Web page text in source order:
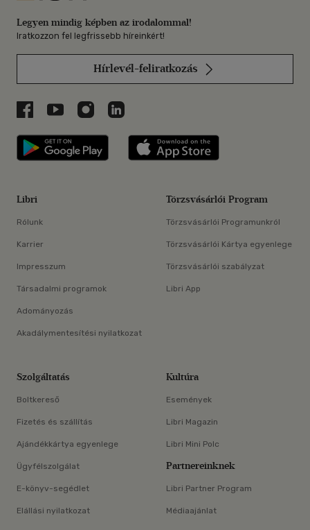
Legyen mindig képben az irodalommal!
Iratkozzon fel legfrissebb híreinkért!
Hírlevél-feliratkozás
Libri a Facebookon
Libri a Youtube-on
Libri az Instagramon
Libri a LinkedInen
Libri applikáció Szerezd meg: Google
Libri
Rólunk
Karrier
Impresszum
Társadalmi programok
Adományozás
Akadálymentesítési nyilatkozat
Törzsvásárlói Program
Törzsvásárlói Programunkról
Törzsvásárlói Kártya egyenlege
Törzsvásárlói szabályzat
Libri App
Szolgáltatás
Boltkereső
Fizetés és szállítás
Ajándékkártya egyenlege
Ügyfélszolgálat
E-könyv-segédlet
Elállási nyilatkozat
Kultúra
Események
Libri Magazin
Libri Mini Polc
Partnereinknek
Libri Partner Program
Médiaajánlat